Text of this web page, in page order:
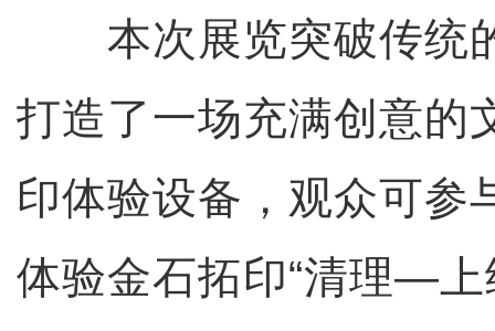
本次展览突破传统的
打造了一场充满创意的
印体验设备，观众可参
体验金石拓印“清理—